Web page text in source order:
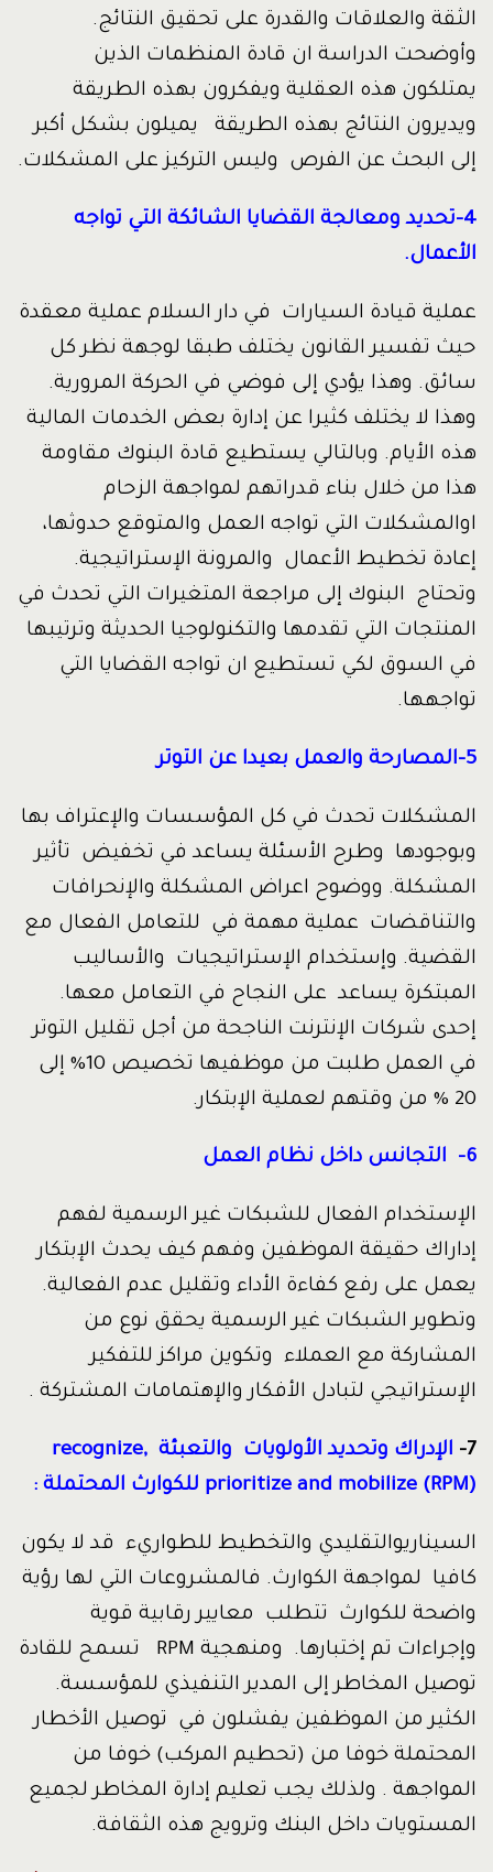
الثقة والعلاقات والقدرة على تحقيق النتائج.
وأوضحت الدراسة ان قادة المنظمات الذين
يمتلكون هذه العقلية ويفكرون بهذه الطريقة
ويديرون النتائج بهذه الطريقة يميلون بشكل أكبر
إلى البحث عن الفرص وليس التركيز على المشكلات.
4-تحديد ومعالجة القضايا الشائكة التي تواجه
الأعمال.
عملية قيادة السيارات في دار السلام عملية معقدة
حيث تفسير القانون يختلف طبقا لوجهة نظر كل
سائق. وهذا يؤدي إلى فوضي في الحركة المرورية.
وهذا لا يختلف كثيرا عن إدارة بعض الخدمات المالية
هذه الأيام. وبالتالي يستطيع قادة البنوك مقاومة
هذا من خلال بناء قدراتهم لمواجهة الزحام
اوالمشكلات التي تواجه العمل والمتوقع حدوثها،
إعادة تخطيط الأعمال والمرونة الإستراتيجية.
وتحتاج البنوك إلى مراجعة المتغيرات التي تحدث في
المنتجات التي تقدمها والتكنولوجيا الحديثة وترتيبها
في السوق لكي تستطيع ان تواجه القضايا التي
تواجهها.
5-المصارحة والعمل بعيدا عن التوتر
المشكلات تحدث في كل المؤسسات والإعتراف بها
وبوجودها وطرح الأسئلة يساعد في تخفيض تأثير
المشكلة. ووضوح اعراض المشكلة والإنحرافات
والتناقضات عملية مهمة في للتعامل الفعال مع
القضية. وإستخدام الإستراتيجيات والأساليب
المبتكرة يساعد على النجاح في التعامل معها.
إحدى شركات الإنترنت الناجحة من أجل تقليل التوتر
في العمل طلبت من موظفيها تخصيص 10% إلى
20 % من وقتهم لعملية الإبتكار.
6- التجانس داخل نظام العمل
الإستخدام الفعال للشبكات غير الرسمية لفهم
إداراك حقيقة الموظفين وفهم كيف يحدث الإبتكار
يعمل على رفع كفاءة الأداء وتقليل عدم الفعالية.
وتطوير الشبكات غير الرسمية يحقق نوع من
المشاركة مع العملاء وتكوين مراكز للتفكير
الإستراتيجي لتبادل الأفكار والإهتمامات المشتركة .
7- الإدراك وتحديد الأولويات والتعبئة recognize,
prioritize and mobilize (RPM) للكوارث المحتملة :
السيناريوالتقليدي والتخطيط للطواريء قد لا يكون
كافيا لمواجهة الكوارث. فالمشروعات التي لها رؤية
واضحة للكوارث تتطلب معايير رقابية قوية
وإجراءات تم إختبارها. ومنهجية RPM تسمح للقادة
توصيل المخاطر إلى المدير التنفيذي للمؤسسة.
الكثير من الموظفين يفشلون في توصيل الأخطار
المحتملة خوفا من (تحطيم المركب) خوفا من
المواجهة . ولذلك يجب تعليم إدارة المخاطر لجميع
المستويات داخل البنك وترويج هذه الثقافة.